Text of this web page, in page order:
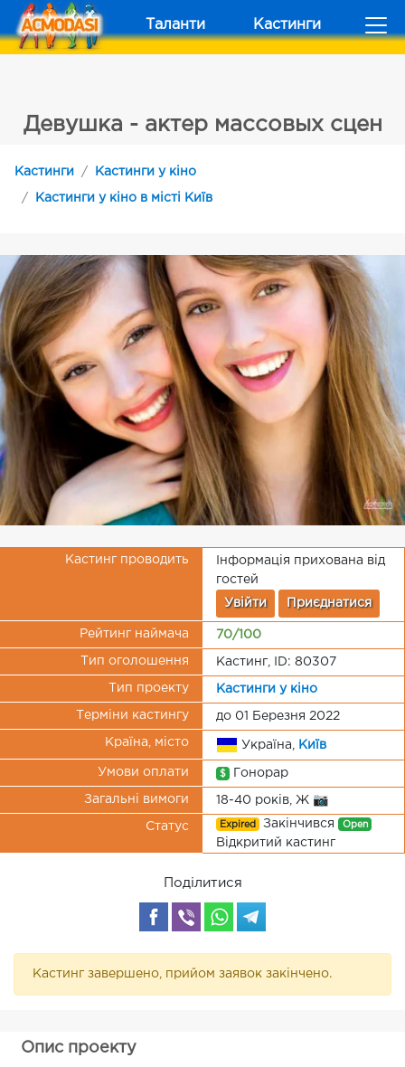
Таланти Кастинги
Девушка - актер массовых сцен
Кастинги Кастинги у кіно
Кастинги у кіно в місті Київ
Кастинг проводить
Інформація прихована від
гостей
Увійти Приєднатися
Рейтинг наймача 70/100
Тип оголошення Кастинг, ID: 80307
Тип проекту Кастинги у кіно
Терміни кастингу до 01 Березня 2022
Країна, місто Україна, Київ
Умови оплати $ Гонорар
Загальні вимоги 18-40 років, Ж 📷
Статус Expired Закінчився Open
Відкритий кастинг
Поділитися
Кастинг завершено, прийом заявок закінчено.
Опис проекту